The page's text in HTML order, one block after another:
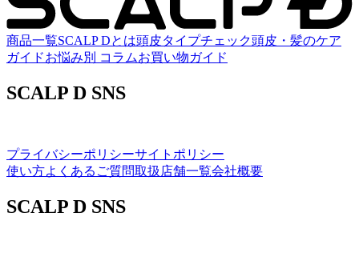
商品一覧SCALP Dとは頭皮タイプチェック頭皮・髪のケア
ガイドお悩み別 コラムお買い物ガイド
SCALP D SNS
プライバシーポリシーサイトポリシー
使い方よくあるご質問取扱店舗一覧会社概要
SCALP D SNS